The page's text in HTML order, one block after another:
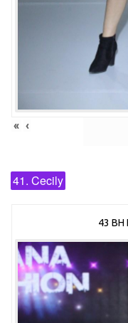
« ‹
41. Cecily
43 BH